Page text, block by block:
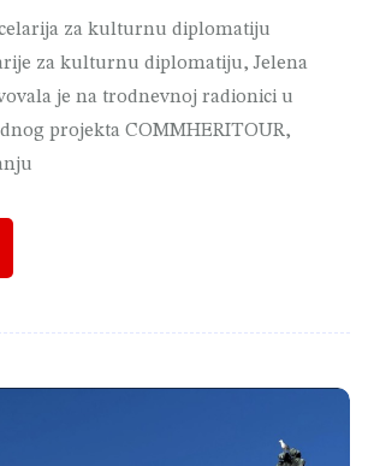
za kulturnu diplomatiju
za kulturnu diplomatiju, Jelena
je na trodnevnoj radionici u
projekta COMMHERITOUR,